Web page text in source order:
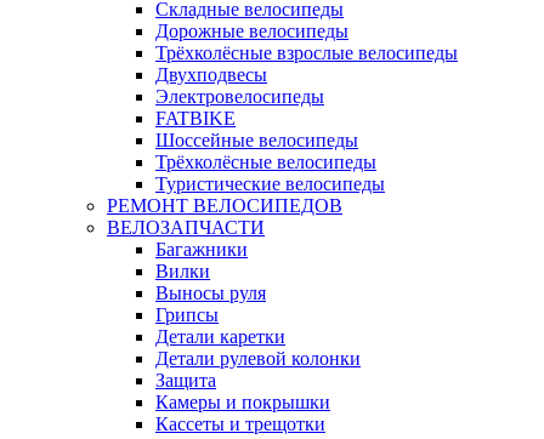
Складные велосипеды
Дорожные велосипеды
Трёхколёсные взрослые велосипеды
Двухподвесы
Электровелосипеды
FATBIKE
Шоссейные велосипеды
Трёхколёсные велосипеды
Туристические велосипеды
РЕМОНТ ВЕЛОСИПЕДОВ
ВЕЛОЗАПЧАСТИ
Багажники
Вилки
Выносы руля
Грипсы
Детали каретки
Детали рулевой колонки
Защита
Камеры и покрышки
Кассеты и трещотки